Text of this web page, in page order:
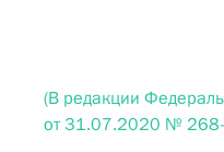
(В редакции
от 31.07.2020 №